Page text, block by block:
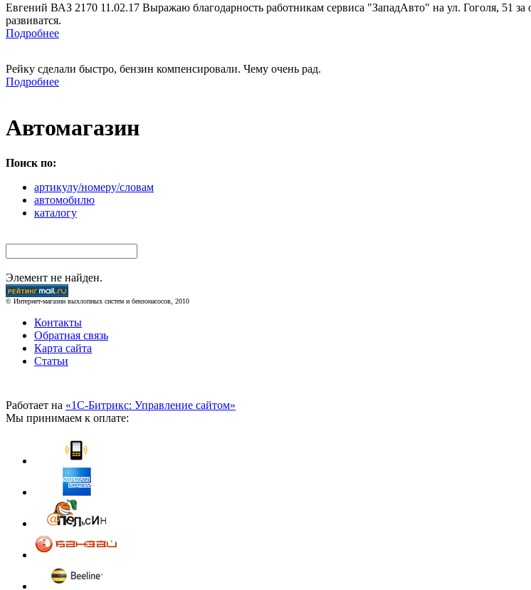
Евгений ВАЗ 2170 11.02.17 Выражаю благодарность работникам сервиса "ЗападАвто" на ул. Гоголя, 51
развиватся.
Подробнее
Рейку сделали быстро, бензин компенсировали. Чему очень рад.
Подробнее
Автомагазин
Поиск по:
артикулу/номеру/словам
автомобилю
каталогу
Элемент не найден.
© Интернет-магазин выхлопных систем и бензонасосов, 2010
Контакты
Обратная связь
Карта сайта
Статьи
Работает на «1С-Битрикс: Управление сайтом»
Мы принимаем к оплате: